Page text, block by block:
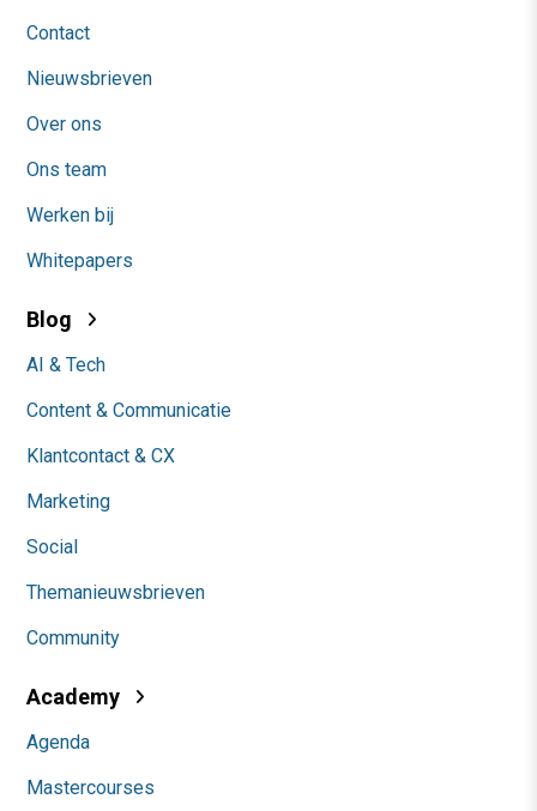
Contact
Nieuwsbrieven
Over ons
Ons team
Werken bij
Whitepapers
Blog
AI & Tech
Content & Communicatie
Klantcontact & CX
Marketing
Social
Themanieuwsbrieven
Community
Academy
Agenda
Mastercourses